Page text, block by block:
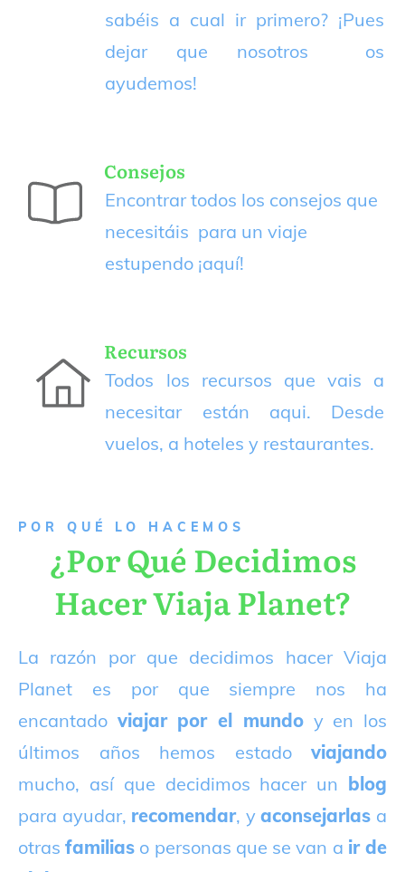
sabéis a cual ir primero? ¡Pues
dejar que nosotros os
ayudemos!
Consejos
Encontrar todos los consejos que
necesitáis para un viaje
estupendo ¡aquí!
Recursos
Todos los recursos que vais a
necesitar están aqui. Desde
vuelos, a hoteles y restaurantes.
P OR QUÉ LO HACEMOS
¿Por Qué Decidimos
Hacer Viaja Planet?
La razón por que decidimos hacer Viaja
Planet es por que siempre nos ha
encantado viajar por el mundoy en los
últimos años hemos estado viajando
mucho, así que decidimos hacer un blog
para ayudar, recomendar, yaconsejarlas a
otrasfamilias o personas que se van a ir de